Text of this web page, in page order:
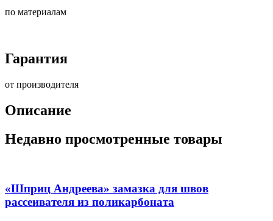
по материалам
Гарантия
от производителя
Описание
Недавно просмотренные товары
«Шприц Андреева» замазка для швов
рассеивателя из поликарбоната